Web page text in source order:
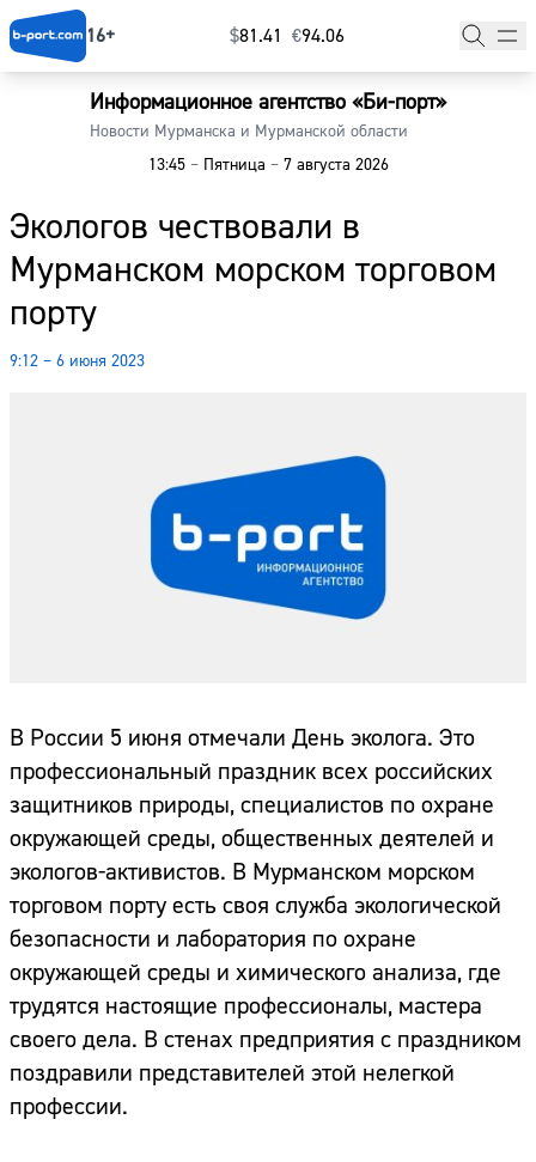
16+ $⁠81.41 €⁠94.06
Информационное агентство «Би-порт»
Новости Мурманска и Мурманской области
13:45 –Пятница –7 августа 2026
Экологов чествовали в
Мурманском морском торговом
порту
9:12 – 6 июня 2023
В России 5 июня отмечали День эколога. Это
профессиональный праздник всех российских
защитников природы, специалистов по охране
окружающей среды, общественных деятелей и
экологов-активистов. В Мурманском морском
торговом порту есть своя служба экологической
безопасности и лаборатория по охране
окружающей среды и химического анализа, где
трудятся настоящие профессионалы, мастера
своего дела. В стенах предприятия с праздником
поздравили представителей этой нелегкой
профессии.
Главная
Наши гости
Фоторепортажи
Погода